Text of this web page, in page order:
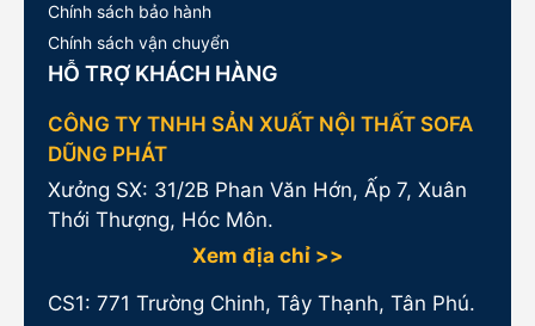
Chính sách bảo hành
Chính sách vận chuyển
HỖ TRỢ KHÁCH HÀNG
CÔNG TY TNHH SẢN XUẤT NỘI THẤT SOFA
DŨNG PHÁT
Xưởng SX: 31/2B Phan Văn Hớn, Ấp 7, Xuân
Thới Thượng, Hóc Môn.
Xem địa chỉ >>
CS1: 771 Trường Chinh, Tây Thạnh, Tân Phú.